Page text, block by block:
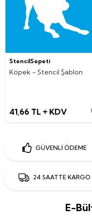
StencilSepeti
Köpek - Stencil Şablon
41,66 TL KDV
GÜVENLİ ÖDEME
24 SAATTE KARGO
E-